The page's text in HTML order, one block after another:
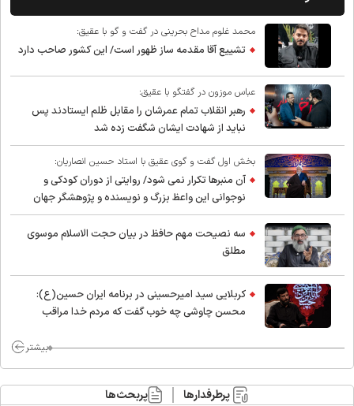
محمد غلوم مداح بحرینی در گفت و گو با عقیق:
تشییع آقا مقدمه ساز ظهور است/ این کشور صاحب دارد
عباس موزون در گفتگو با عقیق:
رهبر انقلاب تمام عمرشان را مقابل ظلم ایستادند پس
نباید از شهادت ایشان شگفت زده شد
بخش اول گفت و گوی عقیق با استاد حسین انصاریان:
آن منبرها تکرار نمی شود/ روایتی از دوران کودکی و
نوجوانی این واعظ بزرگ و نویسنده و پژوهشگر جهان
اسلام
سه نصیحت مهم حافظ در بیان حجت الاسلام موسوی
مطلق
کربلایی سید امیر‌حسینی در برنامه ایران حسین(ع):
محسن چاوشی چه خوب گفت که مردم خدا مراقب
بیشتر
پرطرفدارها پربحث‌ها